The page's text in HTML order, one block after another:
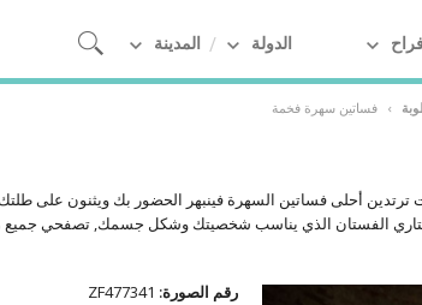
الدولة المدينة
› فساتين سهرة فخمة
أحلى فساتين السهرة فينبهر الحضور بك ويثنون على طلتك
الفستان الذي يناسب شخصيتك وشكل جسمك, تصفحي جميع
رقم الصورة: